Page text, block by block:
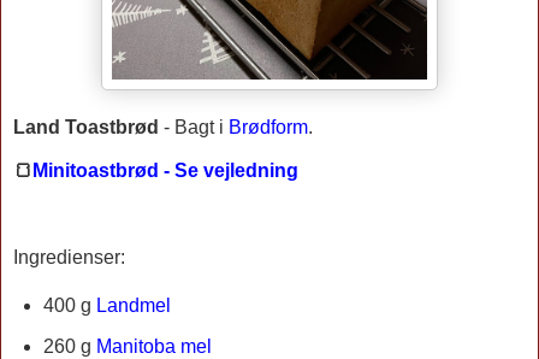
Land Toastbrød - Bagt i Brødform.
🍞 Minitoastbrød - Se vejledning
Ingredienser:
400 g Landmel
260 g Manitoba mel